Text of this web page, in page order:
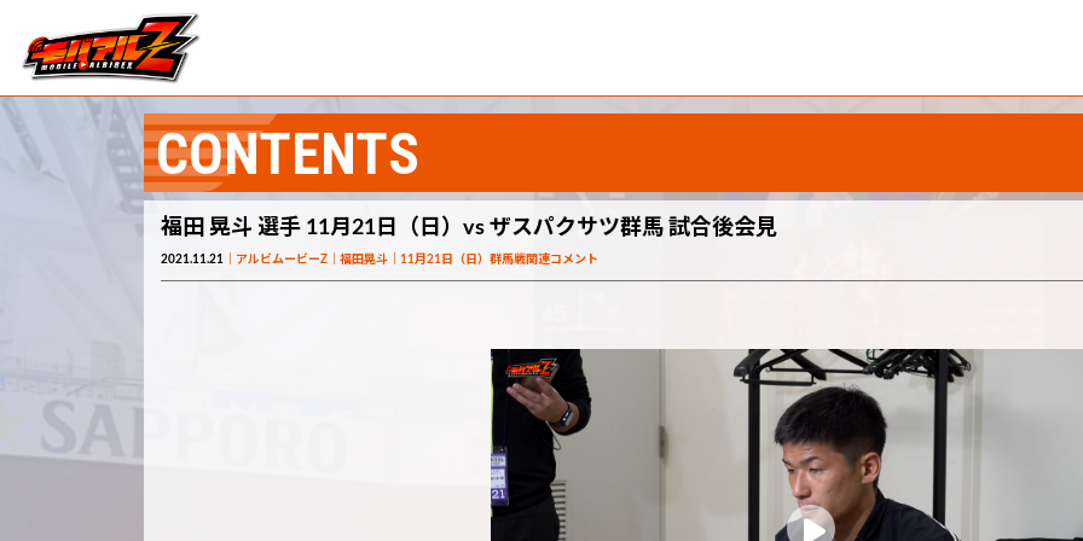
CONTENTS
福田 晃斗 選手 11月21日（日）vs ザスパクサツ群馬 試合後会見
2021.11.21 アルビムービーZ 福田晃斗 11月21日（日）群馬戦関連コメント